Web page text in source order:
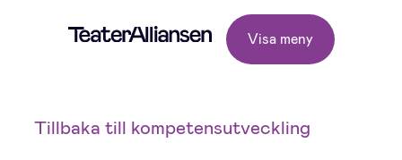
Visa meny
Tillbaka till kompetensutveckling